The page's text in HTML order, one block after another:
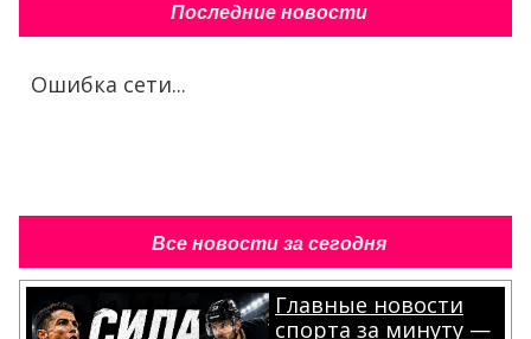
Последние новости
Ошибка сети...
Все новости за сегодня
Главные новости
спорта за минуту —